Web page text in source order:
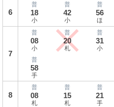
6
普
18
小
普
42
小
普
56
ほ
7
普
08
小
普
20
札
普
31
小
普
58
手
8
普
08
札
普
15
札
普
21
手